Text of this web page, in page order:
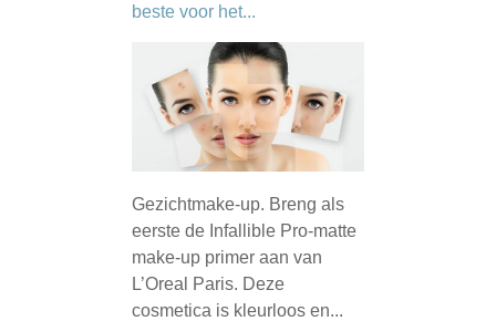
beste voor het...
Gezichtmake-up. Breng als
eerste de Infallible Pro-matte
make-up primer aan van
L’Oreal Paris. Deze
cosmetica is kleurloos en...